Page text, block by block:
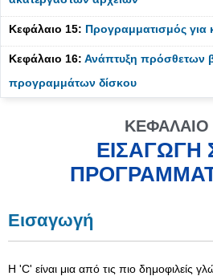
Κεφάλαιο 15: Προγραμματισμός για
Κεφάλαιο 16: Ανάπτυξη πρόσθετων
προγραμμάτων δίσκου
ΚΕΦΆΛΑΙΟ
ΕΙΣΑΓΩΓΉ
Εισαγωγή
Η 'C' είναι μια από τις πιο δημοφιλείς